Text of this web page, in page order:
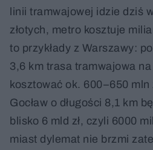
linii tramwajowej idzie dziś
złotych, metro kosztuje
to przykłady z Warszawy:
3,6 km trasa tramwajowa na
kosztować ok. 600–650 mln
Gocław o długości 8,1 km
blisko 6 mld zł, czyli 6000
miast dylemat nie brzmi